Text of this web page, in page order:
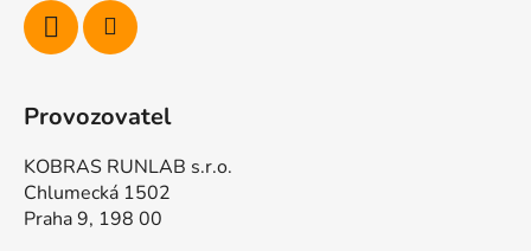
Provozovatel
KOBRAS RUNLAB s.r.o.
Chlumecká 1502
Praha 9, 198 00